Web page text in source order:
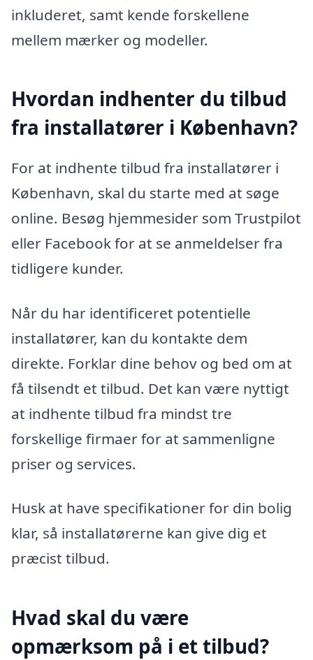
inkluderet, samt kende forskellene
mellem mærker og modeller.
Hvordan indhenter du tilbud
fra installatører i København?
For at indhente tilbud fra installatører i
København, skal du starte med at søge
online. Besøg hjemmesider som Trustpilot
eller Facebook for at se anmeldelser fra
tidligere kunder.
Når du har identificeret potentielle
installatører, kan du kontakte dem
direkte. Forklar dine behov og bed om at
få tilsendt et tilbud. Det kan være nyttigt
at indhente tilbud fra mindst tre
forskellige firmaer for at sammenligne
priser og services.
Husk at have specifikationer for din bolig
klar, så installatørerne kan give dig et
præcist tilbud.
Hvad skal du være
opmærksom på i et tilbud?